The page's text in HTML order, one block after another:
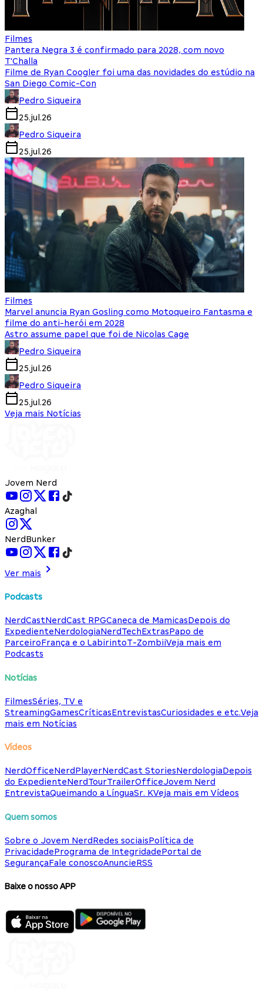
Filmes
Pantera Negra 3 é confirmado para 2028, com novo
T'Challa
Filme de Ryan Coogler foi uma das novidades do estúdio na
San Diego Comic-Con
Pedro Siqueira
25.jul.26
Pedro Siqueira
25.jul.26
Filmes
Marvel anuncia Ryan Gosling como Motoqueiro Fantasma e
filme do anti-herói em 2028
Astro assume papel que foi de Nicolas Cage
Pedro Siqueira
25.jul.26
Pedro Siqueira
25.jul.26
Veja mais Notícias
Jovem Nerd
Azaghal
NerdBunker
Ver mais
Podcasts
NerdCastNerdCast RPGCaneca de MamicasDepois do
ExpedienteNerdologiaNerdTechExtrasPapo de
ParceiroFrança e o LabirintoT-ZombiiVeja mais em
Podcasts
Notícias
FilmesSéries, TV e
StreamingGamesCríticasEntrevistasCuriosidades e etc.Veja
mais em Notícias
Vídeos
NerdOfficeNerdPlayerNerdCast StoriesNerdologiaDepois
do ExpedienteNerdTourTrailerOfficeJovem Nerd
EntrevistaQueimando a LínguaSr. KVeja mais em Vídeos
Quem somos
Sobre o Jovem NerdRedes sociaisPolítica de
PrivacidadePrograma de IntegridadePortal de
SegurançaFale conoscoAnuncieRSS
Baixe o nosso APP